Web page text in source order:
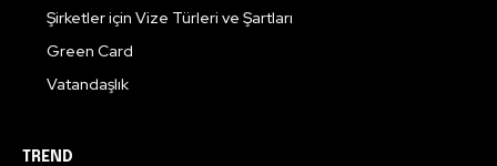
Şirketler için Vize Türleri ve Şartları
Green Card
Vatandaşlık
TREND